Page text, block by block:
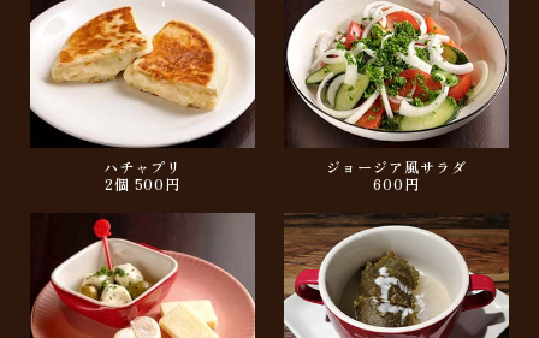
ハチャプリ
2個 500円
ジョージア風サラダ
600円